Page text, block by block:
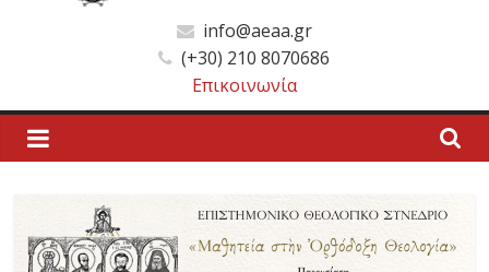
Ανώτατη
Εκκλησιαστική
Ακαδημία
Αθηνών
Ανώτατη
info@aeaa.gr
(+30) 210 8070686
Επικοινωνία